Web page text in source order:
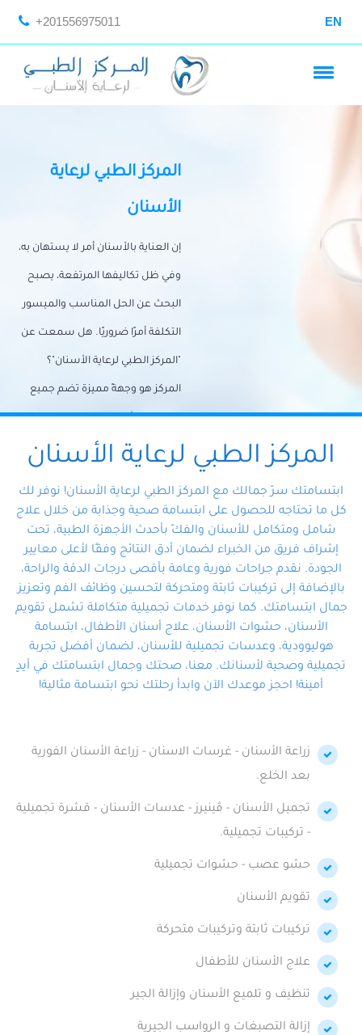
+201556975011 EN
المركز الطبي لرعاية
الأسنان
إن العناية بالأسنان أمر لا يستهان به،
وفي ظل تكاليفها المرتفعة، يصبح
البحث عن الحل المناسب والميسور
التكلفة أمرًا ضروريًا. هل سمعت عن
"المركز الطبي لرعاية الأسنان"؟
المركز هو وجهةً مميزة تضم جميع
احتياجات الأسنان تحت سقف واحد،
وتضمن لك حلاً شاملًا لجميع
المتخصص ذوي الخبرة، ستجد نفسك
في أيد أمينة تلبي احتياجاتك بكل
احترافية ودقة.
المركز الطبي لرعاية الأسنان
ابتسامتك سرّ جمالك مع المركز الطبي لرعاية الأسنان! نوفر لك
كل ما تحتاجه للحصول على ابتسامة صحية وجذابة من خلال علاج
شامل ومتكامل للأسنان والفكّ بأحدث الأجهزة الطبية، تحت
إشراف فريق من الخبراء لضمان أدق النتائج وفقًا لأعلى معايير
الجودة. نقدم جراحات فورية وعامة بأقصى درجات الدقة والراحة،
بالإضافة إلى تركيبات ثابتة ومتحركة لتحسين وظائف الفم وتعزيز
جمال ابتسامتك. كما نوفر خدمات تجميلية متكاملة تشمل تقويم
الأسنان، حشوات الأسنان، علاج أسنان الأطفال، ابتسامة
هوليوودية، وعدسات تجميلية للأسنان، لضمان أفضل تجربة
تجميلية وصحية لأسنانك. معنا، صحتك وجمال ابتسامتك في أيدٍ
أمينة! احجز موعدك الآن وابدأ رحلتك نحو ابتسامة مثالية!
زراعة الأسنان - غرسات الاسنان - زراعة الأسنان الفورية
بعد الخلع.
تجميل الأسنان - ڤينيرز - عدسات الأسنان - قشرة تجميلية
- تركيبات تجميلية.
حشو عصب - حشوات تجميلية
تقويم الأسنان
تركيبات ثابتة وتركيبات متحركة
علاج الأسنان للأطفال
تنظيف و تلميع الأسنان وإزالة الجير
إزالة التصبغات و الرواسب الجيرية